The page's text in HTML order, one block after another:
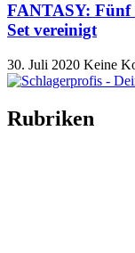
FANTASY: Fünf
Set vereinigt
30. Juli 2020 Keine
Rubriken